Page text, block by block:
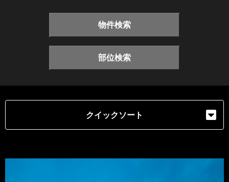
物件検索
部位検索
クイックソート